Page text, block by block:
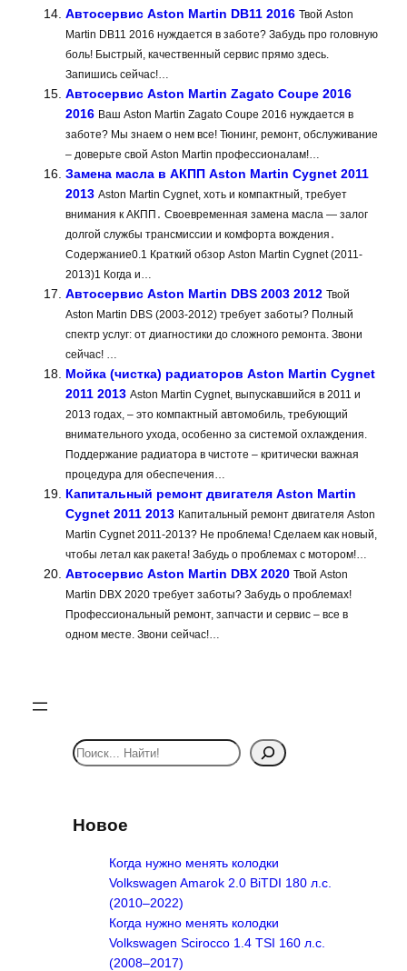
Автосервис Aston Martin DB11 2016 Твой Aston
Martin DB11 2016 нуждается в заботе? Забудь про головную
боль! Быстрый, качественный сервис прямо здесь.
Запишись сейчас!…
Автосервис Aston Martin Zagato Coupe 2016
2016 Ваш Aston Martin Zagato Coupe 2016 нуждается в
заботе? Мы знаем о нем все! Тюнинг, ремонт, обслуживание
– доверьте свой Aston Martin профессионалам!…
Замена масла в АКПП Aston Martin Cygnet 2011
2013 Aston Martin Cygnet, хоть и компактный, требует
внимания к АКПП․ Своевременная замена масла ― залог
долгой службы трансмиссии и комфорта вождения․
Содержание0.1 Краткий обзор Aston Martin Cygnet (2011-
2013)1 Когда и…
Автосервис Aston Martin DBS 2003 2012 Твой
Aston Martin DBS (2003-2012) требует заботы? Полный
спектр услуг: от диагностики до сложного ремонта. Звони
сейчас! …
Мойка (чистка) радиаторов Aston Martin Cygnet
2011 2013 Aston Martin Cygnet, выпускавшийся в 2011 и
2013 годах, – это компактный автомобиль, требующий
внимательного ухода, особенно за системой охлаждения.
Поддержание радиатора в чистоте – критически важная
процедура для обеспечения…
Капитальный ремонт двигателя Aston Martin
Cygnet 2011 2013 Капитальный ремонт двигателя Aston
Martin Cygnet 2011-2013? Не проблема! Сделаем как новый,
чтобы летал как ракета! Забудь о проблемах с мотором!…
Автосервис Aston Martin DBX 2020 Твой Aston
Martin DBX 2020 требует заботы? Забудь о проблемах!
Профессиональный ремонт, запчасти и сервис – все в
одном месте. Звони сейчас!…
S
e
c
Новое
Когда нужно менять колодки
Volkswagen Amarok 2.0 BiTDI 180 л.с.
(2010–2022)
Когда нужно менять колодки
Volkswagen Scirocco 1.4 TSI 160 л.с.
(2008–2017)